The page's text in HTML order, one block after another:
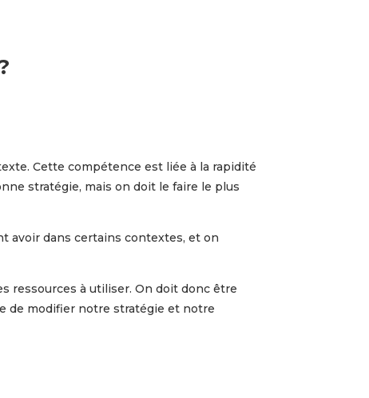
Cette compétence est liée à la rapidité
stratégie, mais on doit le faire le plus
avoir dans certains contextes, et on
ressources à utiliser. On doit donc être
de modifier notre stratégie et notre